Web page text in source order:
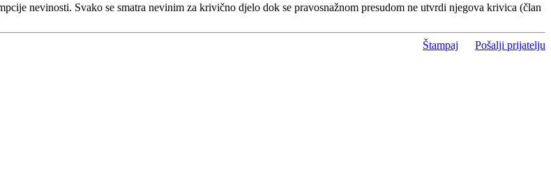
nevinosti. Svako se smatra nevinim za krivično djelo dok se pravosnažnom presudom ne utvrdi njegova krivica (član
Štampaj Pošalji prijatelju